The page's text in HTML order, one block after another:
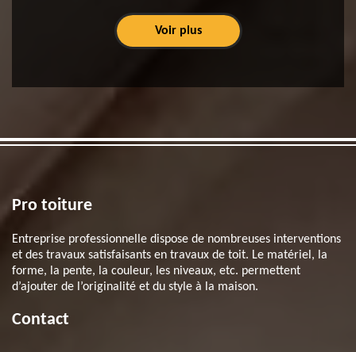
Voir plus
Pro toiture
Entreprise professionnelle dispose de nombreuses interventions
et des travaux satisfaisants en travaux de toit. Le matériel, la
forme, la pente, la couleur, les niveaux, etc. permettent
d’ajouter de l’originalité et du style à la maison.
Contact